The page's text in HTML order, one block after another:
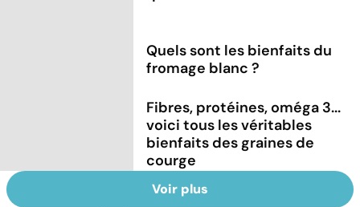
Quels sont les bienfaits du
fromage blanc ?
Fibres, protéines, oméga 3...
voici tous les véritables
bienfaits des graines de
courge
Voir plus